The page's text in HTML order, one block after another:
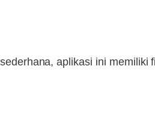
aplikasi ini memiliki